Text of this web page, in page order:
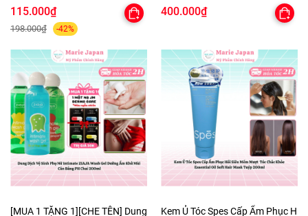
Mịn Cao Cấp
115.000₫
198.000₫ -42%
400.000₫
[MUA 1 TẶNG 1][CHE TÊN] Dung
Kem Ủ Tóc Spes Cấp Ẩm Phục H